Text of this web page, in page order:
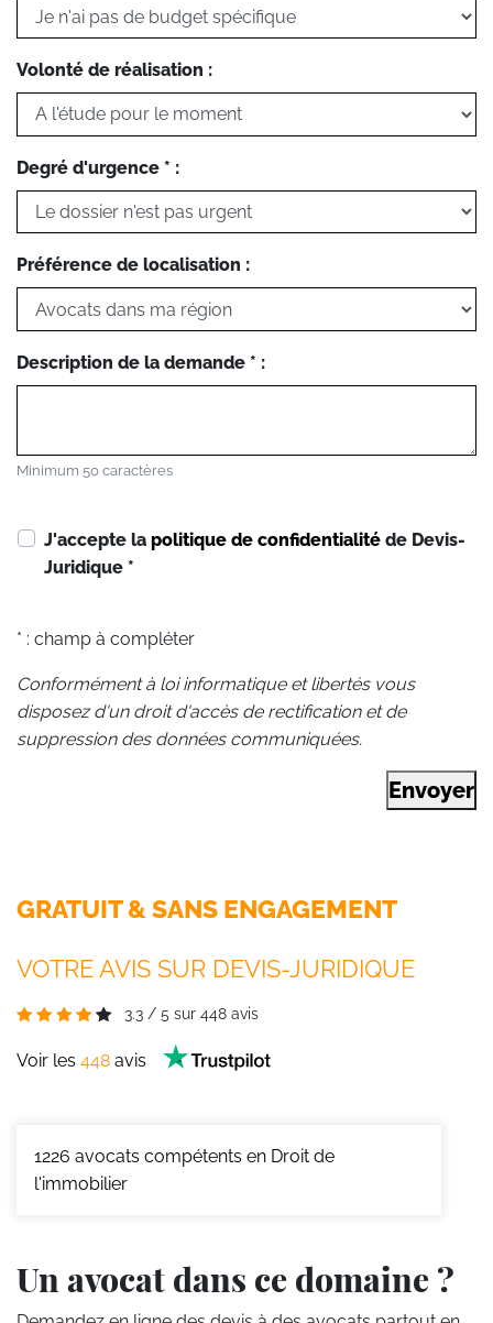
Volonté de réalisation :
Degré d'urgence * :
Préférence de localisation :
Description de la demande * :
Minimum 50 caractères
J'accepte la politique de confidentialité de Devis-
Juridique *
* : champ à compléter
Conformément à loi informatique et libertés vous
disposez d'un droit d'accès de rectification et de
suppression des données communiquées.
Envoyer
GRATUIT & SANS ENGAGEMENT
VOTRE AVIS SUR DEVIS-JURIDIQUE
3.3 / 5 sur 448 avis
Voir les 448 avis
1226 avocats compétents en Droit de
l'immobilier
Un avocat dans ce domaine ?